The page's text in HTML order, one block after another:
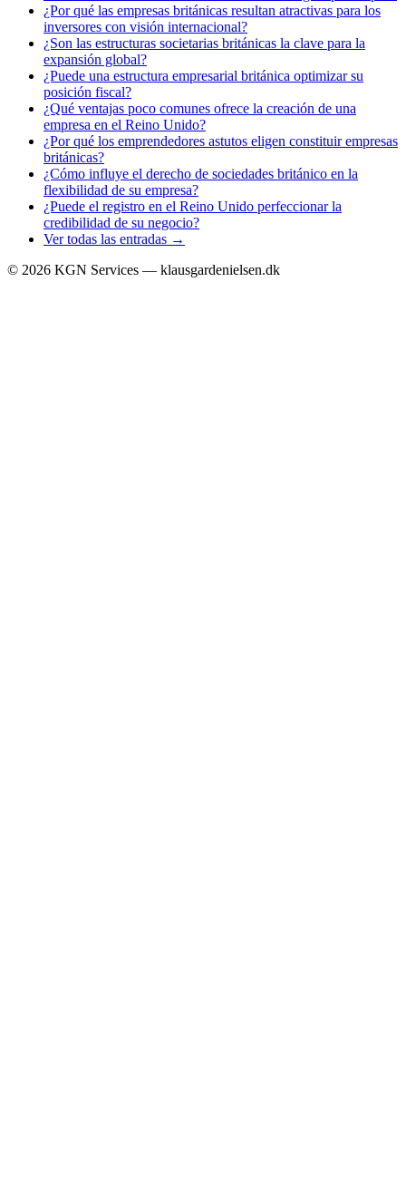
¿Por qué las empresas británicas resultan atractivas para los
inversores con visión internacional?
¿Son las estructuras societarias británicas la clave para la
expansión global?
¿Puede una estructura empresarial británica optimizar su
posición fiscal?
¿Qué ventajas poco comunes ofrece la creación de una
empresa en el Reino Unido?
¿Por qué los emprendedores astutos eligen constituir empresas
británicas?
¿Cómo influye el derecho de sociedades británico en la
flexibilidad de su empresa?
¿Puede el registro en el Reino Unido perfeccionar la
credibilidad de su negocio?
Ver todas las entradas →
© 2026 KGN Services — klausgardenielsen.dk